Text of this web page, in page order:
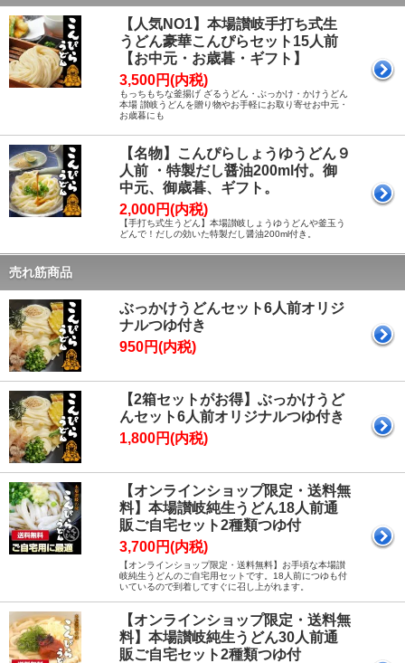
【人気NO1】本場讃岐手打ち式生
うどん豪華こんぴらセット15人前
【お中元・お歳暮・ギフト】
3,500円(内税)
もっちもちな釜揚げ ざるうどん・ぶっかけ・かけうどん
本場 讃岐うどんを贈り物やお手軽にお取り寄せお中元・
お歳暮にも
【名物】こんぴらしょうゆうどん９
人前 ・特製だし醤油200ml付。御
中元、御歳暮、ギフト。
2,000円(内税)
【手打ち式生うどん】本場讃岐しょうゆうどんや釜玉う
どんで！だしの効いた特製だし醤油200ml付き。
売れ筋商品
ぶっかけうどんセット6人前オリジ
ナルつゆ付き
950円(内税)
【2箱セットがお得】ぶっかけうど
んセット6人前オリジナルつゆ付き
1,800円(内税)
【オンラインショップ限定・送料無
料】本場讃岐純生うどん18人前通
販ご自宅セット2種類つゆ付
3,700円(内税)
【オンラインショップ限定・送料無料】お手頃な本場讃
岐純生うどんのご自宅用セットです。18人前につゆも付
いているので到着してすぐに召し上がれます。
【オンラインショップ限定・送料無
料】本場讃岐純生うどん30人前通
販ご自宅セット2種類つゆ付